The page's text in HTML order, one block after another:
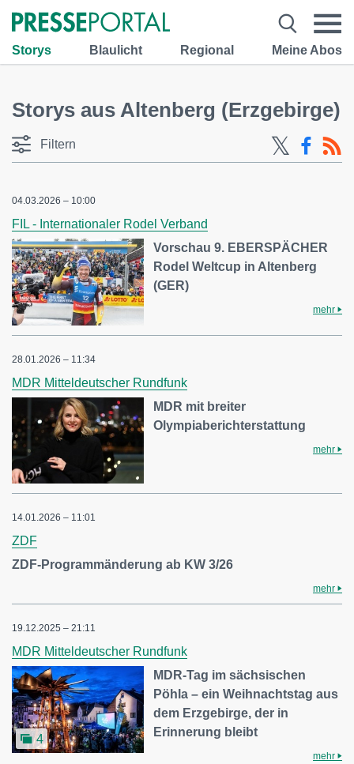
Storys Blaulicht Regional Meine Abos
Storys aus Altenberg (Erzgebirge)
Filtern
04.03.2026 – 10:00
FIL - Internationaler Rodel Verband
Vorschau 9. EBERSPÄCHER
Rodel Weltcup in Altenberg
(GER)
mehr
28.01.2026 – 11:34
MDR Mitteldeutscher Rundfunk
MDR mit breiter
Olympiaberichterstattung
mehr
14.01.2026 – 11:01
ZDF
ZDF-Programmänderung ab KW 3/26
mehr
19.12.2025 – 21:11
MDR Mitteldeutscher Rundfunk
4
MDR-Tag im sächsischen
Pöhla – ein Weihnachtstag aus
dem Erzgebirge, der in
Erinnerung bleibt
mehr